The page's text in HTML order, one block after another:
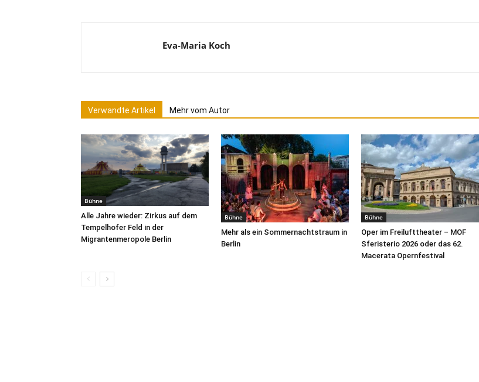
Eva-Maria Koch
Verwandte Artikel Mehr vom Autor
Bühne
Alle Jahre wieder: Zirkus auf dem
Tempelhofer Feld in der
Migrantenmeropole Berlin
Bühne
Mehr als ein Sommernachtstraum in
Berlin
Bühne
Oper im Freilufttheater – MOF
Sferisterio 2026 oder das 62.
Macerata Opernfestival